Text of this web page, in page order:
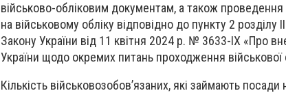
військово-обліковим документам, а також
на військовому обліку відповідно до пункту 2 розділу
Закону України від 11 квітня 2024 р. № 3633-IX «Про
України щодо окремих питань проходження військової
Кількість військовозобов’язаних, які займають посади